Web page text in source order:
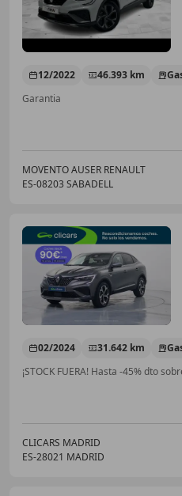
12/2022 46.393 km
Garantia
MOVENTO AUSER RENAULT
ES-08203 SABADELL
02/2024 31.642 km
¡STOCK FUERA! Hasta -45% dto
CLICARS MADRID
ES-28021 MADRID